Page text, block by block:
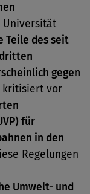
Universität
Teile des seit
gegen
kritisiert vor
für
in den
Regelungen
Umwelt- und